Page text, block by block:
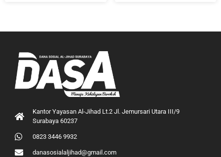
Kantor Yayasan Al-Jihad Lt.2 Jl. Jemursari Utara III/9
Surabaya 60237
0823 3446 9932
danasosialaljihad@gmail.com